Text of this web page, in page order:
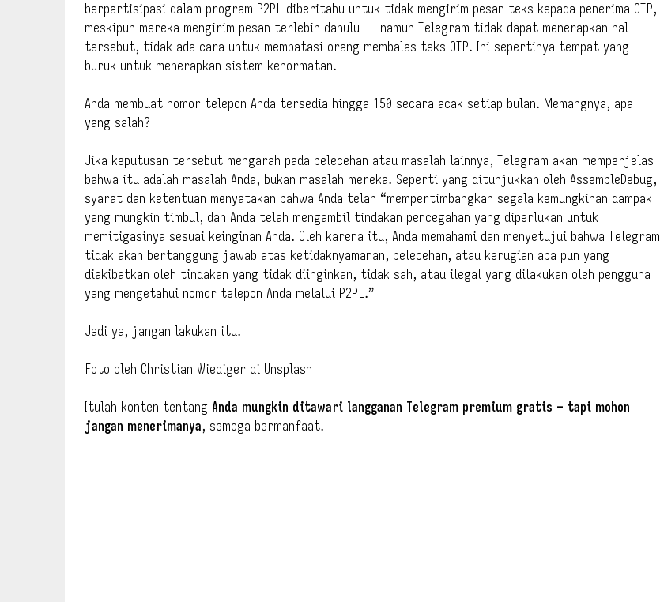
berpartisipasi dalam program P2PL diberitahu untuk tidak mengirim pesan teks kepada penerima OTP,
meskipun mereka mengirim pesan terlebih dahulu — namun Telegram tidak dapat menerapkan hal
tersebut, tidak ada cara untuk membatasi orang membalas teks OTP. Ini sepertinya tempat yang
buruk untuk menerapkan sistem kehormatan.
Anda membuat nomor telepon Anda tersedia hingga 150 secara acak setiap bulan. Memangnya, apa
yang salah?
Jika keputusan tersebut mengarah pada pelecehan atau masalah lainnya, Telegram akan memperjelas
bahwa itu adalah masalah Anda, bukan masalah mereka. Seperti yang ditunjukkan oleh AssembleDebug,
syarat dan ketentuan menyatakan bahwa Anda telah “mempertimbangkan segala kemungkinan dampak
yang mungkin timbul, dan Anda telah mengambil tindakan pencegahan yang diperlukan untuk
memitigasinya sesuai keinginan Anda. Oleh karena itu, Anda memahami dan menyetujui bahwa Telegram
tidak akan bertanggung jawab atas ketidaknyamanan, pelecehan, atau kerugian apa pun yang
diakibatkan oleh tindakan yang tidak diinginkan, tidak sah, atau ilegal yang dilakukan oleh pengguna
yang mengetahui nomor telepon Anda melalui P2PL.”
Jadi ya, jangan lakukan itu.
Foto oleh Christian Wiediger di Unsplash
Itulah konten tentang Anda mungkin ditawari langganan Telegram premium gratis – tapi mohon
jangan menerimanya, semoga bermanfaat.